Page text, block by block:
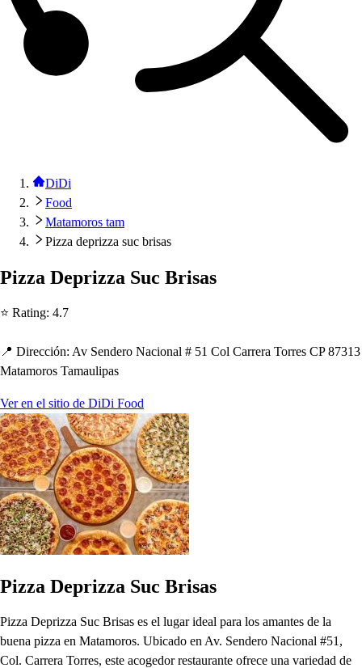
DiDi
Food
Matamoros tam
Pizza deprizza suc brisas
Pizza Deprizza Suc Brisas
⭐ Rating: 4.7
📍 Dirección: Av Sendero Nacional # 51 Col Carrera Torres CP 87313
Matamoros Tamaulipas
Ver en el sitio de DiDi Food
Pizza Deprizza Suc Brisas
Pizza Deprizza Suc Brisas es el lugar ideal para los amantes de la
buena pizza en Matamoros. Ubicado en Av. Sendero Nacional #51,
Col. Carrera Torres, este acogedor restaurante ofrece una variedad de